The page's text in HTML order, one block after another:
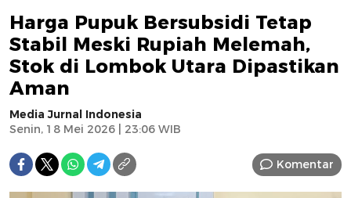
Harga Pupuk Bersubsidi Tetap
Stabil Meski Rupiah Melemah,
Stok di Lombok Utara Dipastikan
Aman
Media Jurnal Indonesia
Senin, 18 Mei 2026 | 23:06 WIB
Komentar